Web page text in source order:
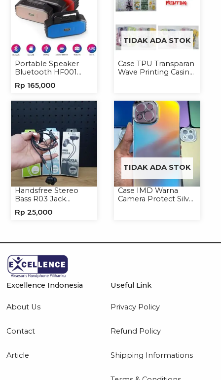
Portable Speaker
Bluetooth HF001
Wireless
Rp 165,000
TIDAK ADA STOK
Case TPU Transparan
Wave Printing Casing
Handsfree Stereo
Bass R03 Jack
Headset Earphone
Rp 25,000
TIDAK ADA STOK
Case IMD Warna
Camera Protect Silver
Excellence Indonesia
About Us
Contact
Article
Useful Link
Privacy Policy
Refund Policy
Shipping Informations